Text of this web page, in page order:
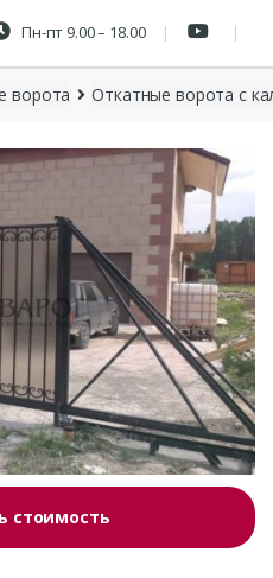
Пн-пт 9.00 – 18.00
ворота Откатные ворота с
стоимость